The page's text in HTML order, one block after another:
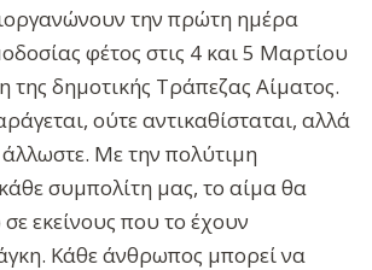
την πρώτη ημέρα
φέτος στις 4 και 5 Μαρτίου
της δημοτικής Τράπεζας Αίματος.
ούτε αντικαθίσταται, αλλά
άλλωστε. Με την πολύτιμη
συμπολίτη μας, το αίμα θα
σε εκείνους που το έχουν
Κάθε άνθρωπος μπορεί να